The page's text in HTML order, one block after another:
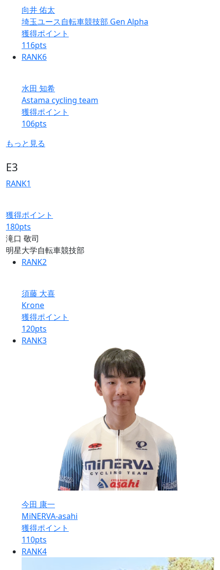
向井 佑太
埼玉ユース自転車競技部 Gen Alpha
獲得ポイント
116pts
RANK6
水田 知希
Astama cycling team
獲得ポイント
106pts
もっと見る
E3
RANK1
獲得ポイント
180pts
滝口 敬司
明星大学自転車競技部
RANK2
須藤 大喜
Krone
獲得ポイント
120pts
RANK3
今田 康一
MiNERVA-asahi
獲得ポイント
110pts
RANK4